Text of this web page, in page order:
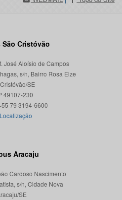
São Cristóvão
José Aloísio de Campos
s/n, Bairro Rosa Elze
SE
49107-230
Localização
Aracaju
Cardoso Nascimento
s/n, Cidade Nova
SE